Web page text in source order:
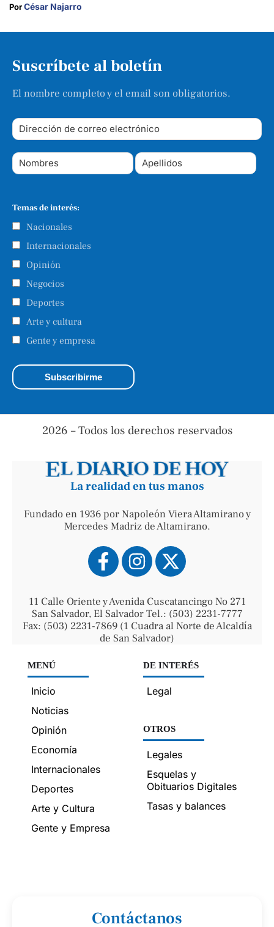
Por César Najarro
Suscríbete al boletín
El nombre completo y el email son obligatorios.
Temas de interés:
Nacionales
Internacionales
Opinión
Negocios
Deportes
Arte y cultura
Gente y empresa
2026 – Todos los derechos reservados
La realidad en tus manos
Fundado en 1936 por Napoleón Viera Altamirano y
Mercedes Madriz de Altamirano.
11 Calle Oriente y Avenida Cuscatancingo No 271
San Salvador, El Salvador Tel.: (503) 2231-7777
Fax: (503) 2231-7869 (1 Cuadra al Norte de Alcaldía
de San Salvador)
MENÚ
Inicio
Noticias
Opinión
Economía
Internacionales
Deportes
Arte y Cultura
Gente y Empresa
DE INTERÉS
Legal
OTROS
Legales
Esquelas y
Obituarios Digitales
Tasas y balances
Contáctanos